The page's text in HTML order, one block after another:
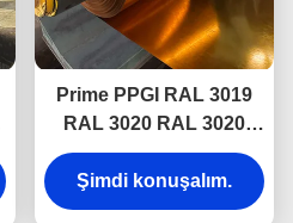
Prime PPGI RAL 3019
RAL 3020 RAL 3020
RAL 3020 RAL 3019
RAL 3020
Şimdi konuşalım.